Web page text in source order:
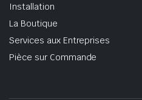
Installation
La Boutique
Services aux Entreprises
Pièce sur Commande